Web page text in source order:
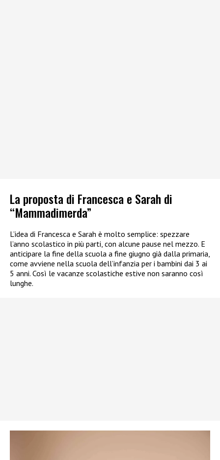
La proposta di Francesca e Sarah di
“Mammadimerda”
L’idea di Francesca e Sarah è molto semplice: spezzare
l’anno scolastico in più parti, con alcune pause nel mezzo. E
anticipare la fine della scuola a fine giugno già dalla primaria,
come avviene nella scuola dell’infanzia per i bambini dai 3 ai
5 anni. Così le vacanze scolastiche estive non saranno così
lunghe.